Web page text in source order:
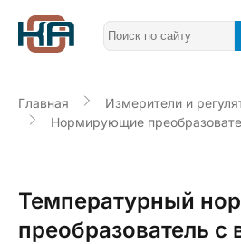
Главная
Измерители и
Нормирующие
Температурный
преобразователь